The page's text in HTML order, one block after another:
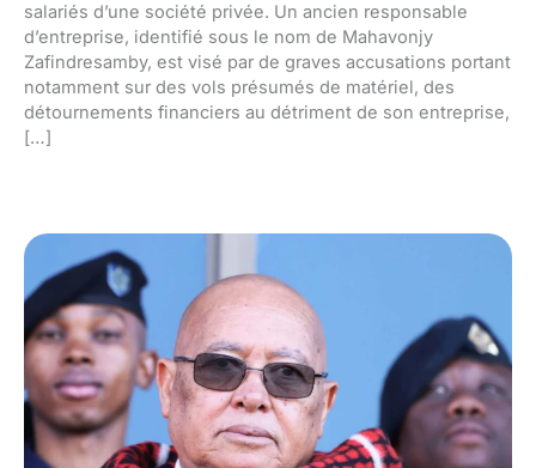
salariés d’une société privée. Un ancien responsable
d’entreprise, identifié sous le nom de Mahavonjy
Zafindresamby, est visé par de graves accusations portant
notamment sur des vols présumés de matériel, des
détournements financiers au détriment de son entreprise,
[…]